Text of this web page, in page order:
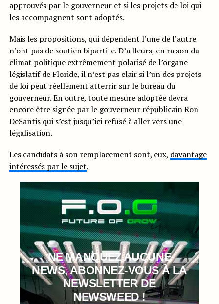
approuvés par le gouverneur et si les projets de loi qui
les accompagnent sont adoptés.
Mais les propositions, qui dépendent l’une de l’autre,
n’ont pas de soutien bipartite. D’ailleurs, en raison du
climat politique extrêmement polarisé de l’organe
législatif de Floride, il n’est pas clair si l’un des projets
de loi peut réellement atterrir sur le bureau du
gouverneur. En outre, toute mesure adoptée devra
encore être signée par le gouverneur républicain Ron
DeSantis qui s’est jusqu’ici refusé à aller vers une
légalisation.
Les candidats à son remplacement sont, eux, davantage
intéressés par le sujet.
NE MANQUEZ AUCUNE
NEWS, ABONNEZ-VOUS À LA
NEWSLETTER DE
NEWSWEED !